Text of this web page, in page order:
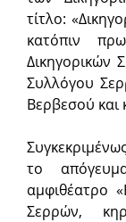
τίτλο:
κατόπιν
Δικηγορικών
Συλλόγου
Βερβεσού και
το
αμφιθέατρο
Σερρών,